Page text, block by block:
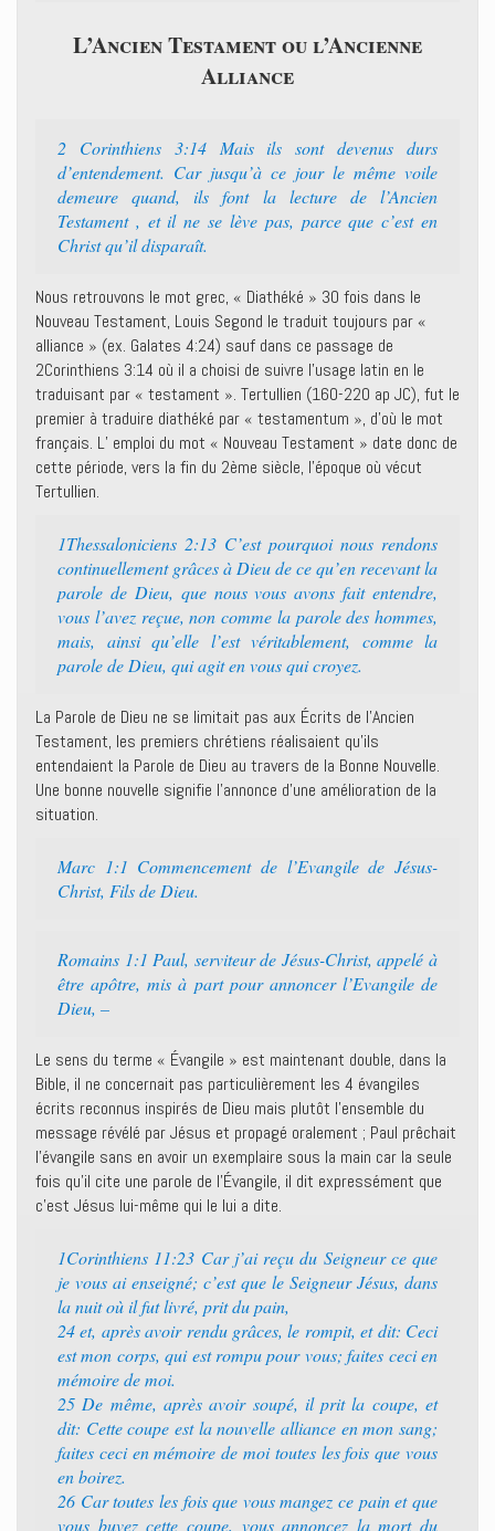
L’Ancien Testament ou l’Ancienne
Alliance
2 Corinthiens 3:14 Mais ils sont devenus durs
d’entendement. Car jusqu’à ce jour le même voile
demeure quand, ils font la lecture de l’Ancien
Testament , et il ne se lève pas, parce que c’est en
Christ qu’il disparaît.
Nous retrouvons le mot grec, « Diathéké » 30 fois dans le
Nouveau Testament, Louis Segond le traduit toujours par «
alliance » (ex. Galates 4:24) sauf dans ce passage de
2Corinthiens 3:14 où il a choisi de suivre l’usage latin en le
traduisant par « testament ». Tertullien (160-220 ap JC), fut le
premier à traduire diathéké par « testamentum », d’où le mot
français. L’ emploi du mot « Nouveau Testament » date donc de
cette période, vers la fin du 2ème siècle, l’époque où vécut
Tertullien.
1Thessaloniciens 2:13 C’est pourquoi nous rendons
continuellement grâces à Dieu de ce qu’en recevant la
parole de Dieu, que nous vous avons fait entendre,
vous l’avez reçue, non comme la parole des hommes,
mais, ainsi qu’elle l’est véritablement, comme la
parole de Dieu, qui agit en vous qui croyez.
La Parole de Dieu ne se limitait pas aux Écrits de l’Ancien
Testament, les premiers chrétiens réalisaient qu’ils
entendaient la Parole de Dieu au travers de la Bonne Nouvelle.
Une bonne nouvelle signifie l’annonce d’une amélioration de la
situation.
Marc 1:1 Commencement de l’Evangile de Jésus-
Christ, Fils de Dieu.
Romains 1:1 Paul, serviteur de Jésus-Christ, appelé à
être apôtre, mis à part pour annoncer l’Evangile de
Dieu, –
Le sens du terme « Évangile » est maintenant double, dans la
Bible, il ne concernait pas particulièrement les 4 évangiles
écrits reconnus inspirés de Dieu mais plutôt l’ensemble du
message révélé par Jésus et propagé oralement ; Paul prêchait
l’évangile sans en avoir un exemplaire sous la main car la seule
fois qu’il cite une parole de l’Évangile, il dit expressément que
c’est Jésus lui-même qui le lui a dite.
1Corinthiens 11:23 Car j’ai reçu du Seigneur ce que
je vous ai enseigné; c’est que le Seigneur Jésus, dans
la nuit où il fut livré, prit du pain,
24 et, après avoir rendu grâces, le rompit, et dit: Ceci
est mon corps, qui est rompu pour vous; faites ceci en
mémoire de moi.
25 De même, après avoir soupé, il prit la coupe, et
dit: Cette coupe est la nouvelle alliance en mon sang;
faites ceci en mémoire de moi toutes les fois que vous
en boirez.
26 Car toutes les fois que vous mangez ce pain et que
vous buvez cette coupe, vous annoncez la mort du